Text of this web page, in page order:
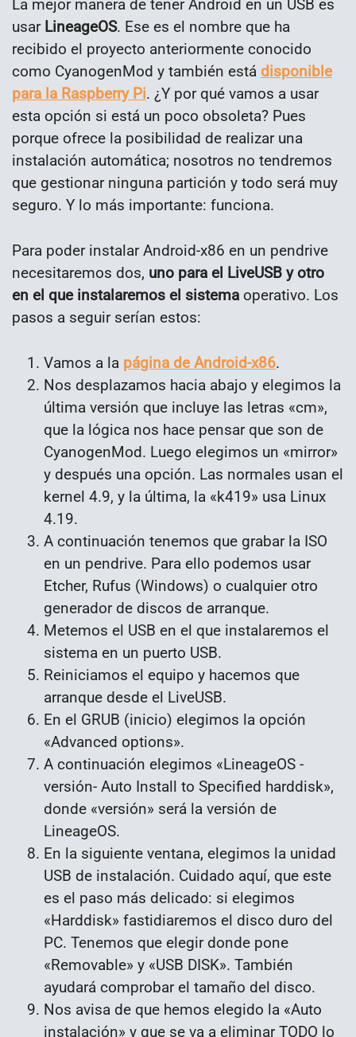
La mejor manera de tener Android en un USB es
usar LineageOS. Ese es el nombre que ha
recibido el proyecto anteriormente conocido
como CyanogenMod y también está disponible
para la Raspberry Pi. ¿Y por qué vamos a usar
esta opción si está un poco obsoleta? Pues
porque ofrece la posibilidad de realizar una
instalación automática; nosotros no tendremos
que gestionar ninguna partición y todo será muy
seguro. Y lo más importante: funciona.
Para poder instalar Android-x86 en un pendrive
necesitaremos dos, uno para el LiveUSB y otro
en el que instalaremos el sistema operativo. Los
pasos a seguir serían estos:
Vamos a la página de Android-x86.
Nos desplazamos hacia abajo y elegimos la
última versión que incluye las letras «cm»,
que la lógica nos hace pensar que son de
CyanogenMod. Luego elegimos un «mirror»
y después una opción. Las normales usan el
kernel 4.9, y la última, la «k419» usa Linux
4.19.
A continuación tenemos que grabar la ISO
en un pendrive. Para ello podemos usar
Etcher, Rufus (Windows) o cualquier otro
generador de discos de arranque.
Metemos el USB en el que instalaremos el
sistema en un puerto USB.
Reiniciamos el equipo y hacemos que
arranque desde el LiveUSB.
En el GRUB (inicio) elegimos la opción
«Advanced options».
A continuación elegimos «LineageOS -
versión- Auto Install to Specified harddisk»,
donde «versión» será la versión de
LineageOS.
En la siguiente ventana, elegimos la unidad
USB de instalación. Cuidado aquí, que este
es el paso más delicado: si elegimos
«Harddisk» fastidiaremos el disco duro del
PC. Tenemos que elegir donde pone
«Removable» y «USB DISK». También
ayudará comprobar el tamaño del disco.
Nos avisa de que hemos elegido la «Auto
instalación» y que se va a eliminar TODO lo